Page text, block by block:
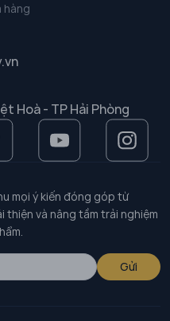
hàng
Hoà - TP Hải Phòng
mọi ý kiến đóng góp từ
thiện và nâng tầm trải nghiệm
Gửi